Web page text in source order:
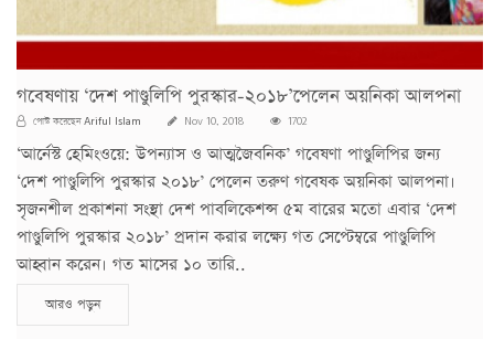
গবেষণায় ‘দেশ পাণ্ডুলিপি পুরস্কার-২০১৮’পেলেন অয়নিকা আলপনা
পোস্ট করেছেনAriful Islam Nov 10, 2018 1702
‘আর্নেস্ট হেমিংওয়ে: উপন্যাস ও আত্মজৈবনিক’ গবেষণা পাণ্ডুলিপির জন্য
‘দেশ পাণ্ডুলিপি পুরস্কার ২০১৮’ পেলেন তরুণ গবেষক অয়নিকা আলপনা।
সৃজনশীল প্রকাশনা সংস্থা দেশ পাবলিকেশন্স ৫ম বারের মতো এবার ‘দেশ
পাণ্ডুলিপি পুরস্কার ২০১৮’ প্রদান করার লক্ষ্যে গত সেপ্টেম্বরে পাণ্ডুলিপি
আহ্বান করেন। গত মাসের ১০ তারি..
আরও পড়ুন